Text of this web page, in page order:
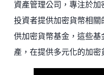
資產管理公司，專注於
投資者提供加密貨幣相
供加密貨幣基金，這些
產，在提供多元化的加密